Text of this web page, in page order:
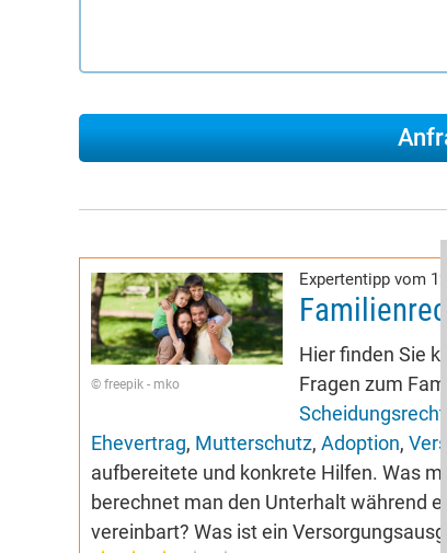
© freepik - mko
Expertentipp vom
Hier finden Sie
Fragen zum
Scheidungsrecht
Ehevertrag, Mutterschutz, Adoption,
aufbereitete und konkrete Hilfen. Was
berechnet man den Unterhalt während
vereinbart? Was ist ein